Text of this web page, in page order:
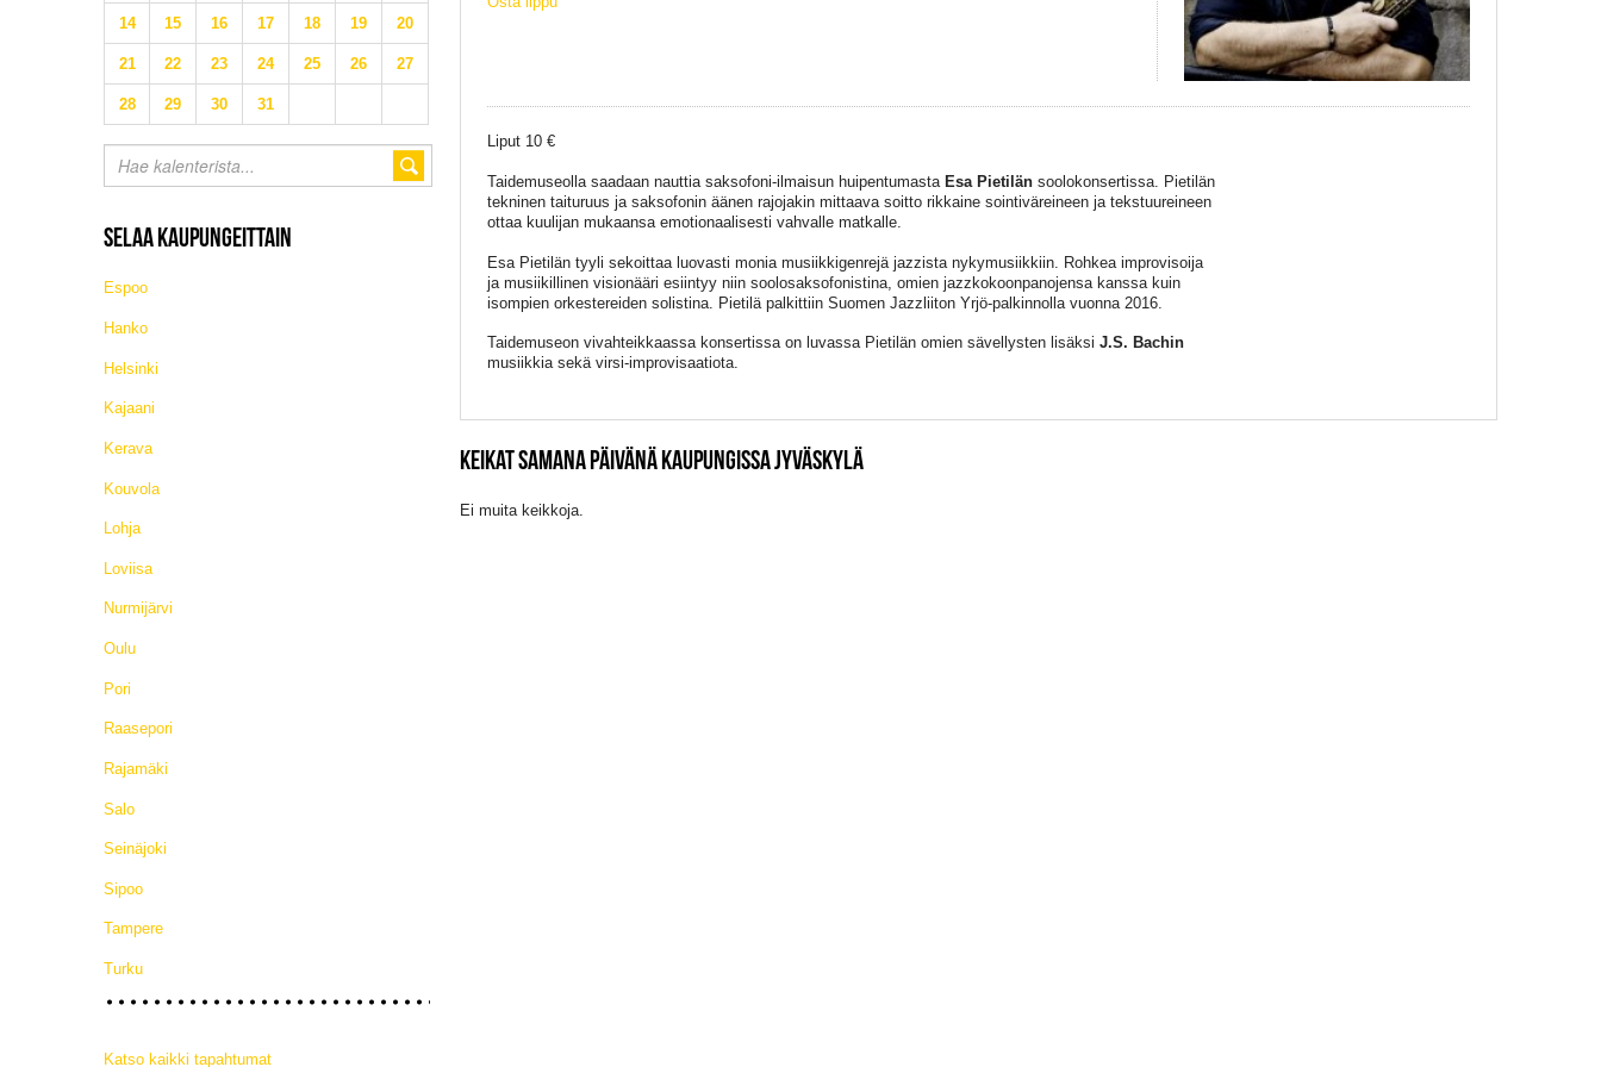
Liput 10 €
Taidemuseolla saadaan nauttia saksofoni-ilmaisun huipentumasta Esa Pietilänsoolokonsertissa. Pietilän
tekninen taituruus ja saksofonin äänen rajojakin mittaava soitto rikkaine sointiväreineen ja tekstuureineen
ottaa kuulijan mukaansa emotionaalisesti vahvalle matkalle.
Esa Pietilän tyyli sekoittaa luovasti monia musiikkigenrejä jazzista nykymusiikkiin. Rohkea improvisoija
ja musiikillinen visionääri esiintyy niin soolosaksofonistina, omien jazzkokoonpanojensa kanssa kuin
isompien orkestereiden solistina. Pietilä palkittiin Suomen Jazzliiton Yrjö-palkinnolla vuonna 2016.
Taidemuseon vivahteikkaassa konsertissa on luvassa Pietilän omien sävellysten lisäksi J.S. Bachin
musiikkia sekä virsi-improvisaatiota.
KEIKAT SAMANA PÄIVÄNÄ KAUPUNGISSA JYVÄSKYLÄ
Ei muita keikkoja.
14 15 16 17 18 19 20
21 22 23 24 25 26 27
28 29 30 31
SELAA KAUPUNGEITTAIN
Espoo
Hanko
Helsinki
Kajaani
Kerava
Kouvola
Lohja
Loviisa
Nurmijärvi
Oulu
Pori
Raasepori
Rajamäki
Salo
Seinäjoki
Sipoo
Tampere
Turku
Katso kaikki tapahtumat